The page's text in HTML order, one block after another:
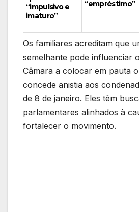
“impulsivo e
imaturo”
“empréstimo”
Os familiares acreditam que
semelhante pode influenciar
Câmara a colocar em pauta
concede anistia aos
de 8 de janeiro. Eles têm
parlamentares alinhados à
fortalecer o movimento.